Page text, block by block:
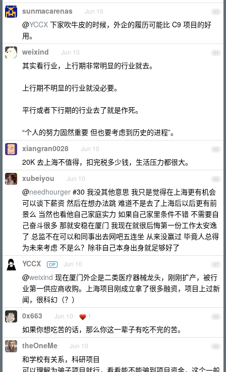
43
sunmacarenas Jun 10
@YCCX 下家吹牛皮的时候，外企的履历可能比 C9 项目的好
用。
44
weixind Jun 10
其实看行业，上行期非常明显的行业就去。
上行期不明显的行业就没必要。
平行或者下行期的行业去了就是作死。
“个人的努力固然重要 但也要考虑到历史的进程”。
45
xiangran0028 Jun 10
20K 去上海不值得，扣完税多少钱，生活压力都很大。
46
xubeiyou Jun 10
@needhourger #30 我没其他意思 我只是觉得在上海更有机会
可以谈下薪资 然后在想办法跳 难道不是去了上海后以后更有前
景么 当然也看他自己家庭实力 如果自己家里条件不错 不需要自
己奋斗很多 那就安稳在厦门 我现在就很后悔第一份工作太安逸
了 总监不在可以和同事出去网吧五连坐 从来没赢过 毕竟人总得
为未来考虑 不是么？除非自己本身出身就足够好了
47
YCCX OP Jun 10
@weixind 现在厦门外企是二类医疗器械龙头，刚刚扩产，被行
业第一供应商收购。上海项目刚成立拿了很多融资，项目上过新
闻，很科幻（？）
48
0x663 Jun 10 1
如果你想吃苦的话，那么你这一辈子有吃不完的苦。
49
theOneMe Jun 10
和学校有关系，科研项目
可以理解为骗子项目就行，看看能不能骗到项目资金，这个一般